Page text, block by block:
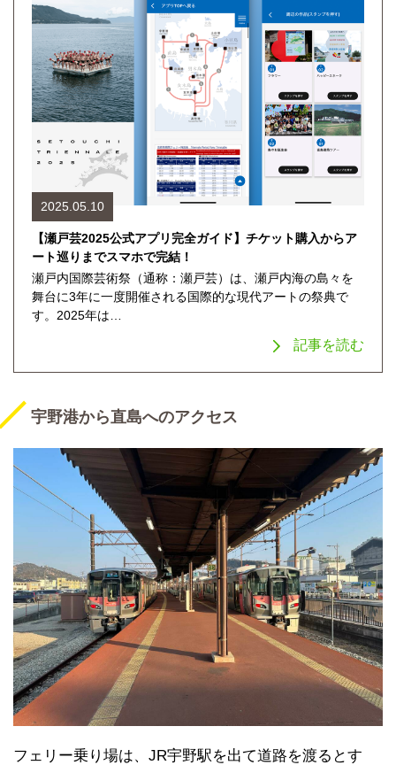
2025.05.10
【瀬戸芸2025公式アプリ完全ガイド】チケット購入からア
ート巡りまでスマホで完結！
瀬戸内国際芸術祭（通称：瀬戸芸）は、瀬戸内海の島々を
舞台に3年に一度開催される国際的な現代アートの祭典で
す。2025年は…
記事を読む
宇野港から直島へのアクセス
フェリー乗り場は、JR宇野駅を出て道路を渡るとす